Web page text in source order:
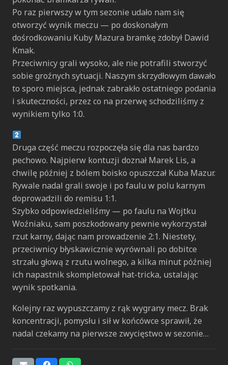
Po raz pierwszy w tym sezonie udało nam się
otworzyć wynik meczu — po doskonałym
dośrodkowaniu Kuby Mazura bramkę zdobył Dawid
Kmak.
Przeciwnicy grali wysoko, ale nie potrafili stworzyć
sobie groźnych sytuacji. Naszym skrzydłowym dawało
to sporo miejsca, jednak zabrakło ostatniego podania
i skuteczności, przez co na przerwę schodziliśmy z
wynikiem tylko 1:0.
Druga część meczu rozpoczęła się dla nas bardzo
pechowo. Najpierw kontuzji doznał Marek Lis, a
chwilę później z bólem boisko opuszczał Kuba Mazur.
Rywale nadal grali swoje i po faulu w polu karnym
doprowadzili do remisu 1:1.
Szybko odpowiedzieliśmy — po faulu na Wojtku
Woźniaku, sam poszkodowany pewnie wykorzystał
rzut karny, dając nam prowadzenie 2:1. Niestety,
przeciwnicy błyskawicznie wyrównali po dobitce
strzału głową z rzutu wolnego, a kilka minut później
ich napastnik skompletował hat-tricka, ustalając
wynik spotkania.
Kolejny raz wypuszczamy z rąk wygrany mecz. Brak
koncentracji, pomysłu i sił w końcówce sprawił, że
nadal czekamy na pierwsze zwycięstwo w sezonie…